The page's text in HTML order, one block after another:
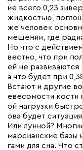
ие всего 0,23
жидкостью,
же человек
мещении, где
Но что с
вестно, что при
ей не
а что будет при
Встают и другие
евесомости кости
ой нагрузки
ова будет
Или лунной?
марсианские базы
гами для сна. Что